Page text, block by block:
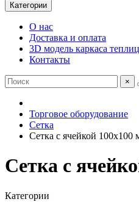
Категории
О нас
Доставка и оплата
3D модель каркаса
Контакты
×
Торговое оборудование
Сетка
Сетка с ячейкой 100х100
Сетка с
Категории